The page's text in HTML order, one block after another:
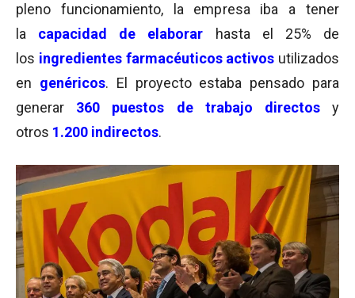
pleno funcionamiento, la empresa iba a tener
la capacidad de elaborar hasta el 25% de
los ingredientes farmacéuticos activos utilizados
en genéricos. El proyecto estaba pensado para
generar 360 ​​puestos de trabajo directos
y
otros 1.200 indirectos.